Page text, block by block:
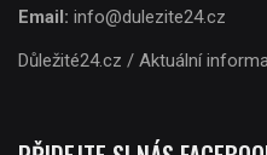
Email: info@dulezite24.cz
Důležité24.cz / Aktuální